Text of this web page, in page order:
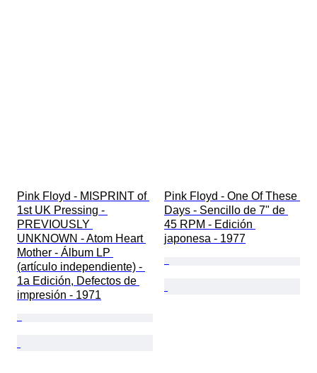
Pink Floyd - MISPRINT of
1st UK Pressing -
PREVIOUSLY
UNKNOWN - Atom Heart
Mother - Álbum LP
(artículo independiente) -
1a Edición, Defectos de
impresión - 1971
Pink Floyd - One Of These
Days - Sencillo de 7" de
45 RPM - Edición
japonesa - 1977